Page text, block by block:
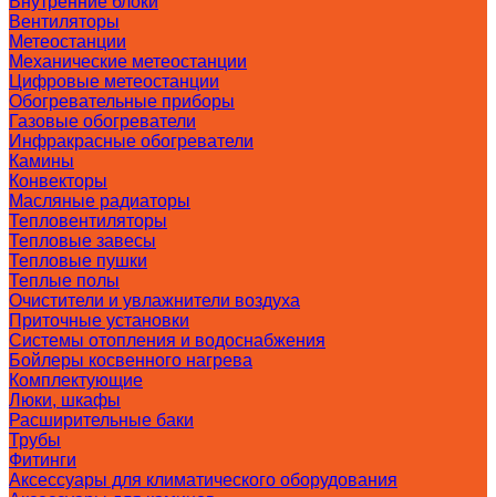
Вентиляторы
Метеостанции
Механические метеостанции
Цифровые метеостанции
Обогревательные приборы
Газовые обогреватели
Инфракрасные обогреватели
Камины
Конвекторы
Масляные радиаторы
Тепловентиляторы
Тепловые завесы
Тепловые пушки
Теплые полы
Очистители и увлажнители воздуха
Приточные установки
Системы отопления и водоснабжения
Бойлеры косвенного нагрева
Комплектующие
Люки, шкафы
Расширительные баки
Трубы
Фитинги
Аксессуары для климатического оборудования